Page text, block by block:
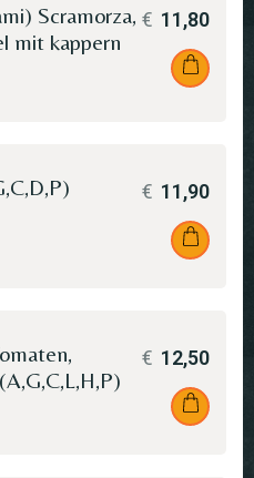
Scramorza,
mit kappern
€ 11,80
€ 11,90
€ 12,50